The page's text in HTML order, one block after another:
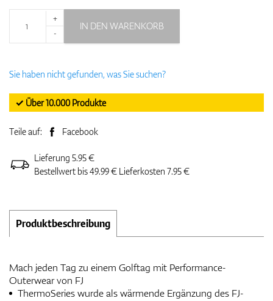
+
-
IN DEN WARENKORB
Sie haben nicht gefunden, was Sie suchen?
✓ Über 10.000 Produkte
Teile auf: Facebook
Lieferung 5.95 €
Bestellwert bis 49.99 € Lieferkosten 7.95 €
Produktbeschreibung
Mach jeden Tag zu einem Golftag mit Performance-
Outerwear von FJ
ThermoSeries wurde als wärmende Ergänzung des FJ-